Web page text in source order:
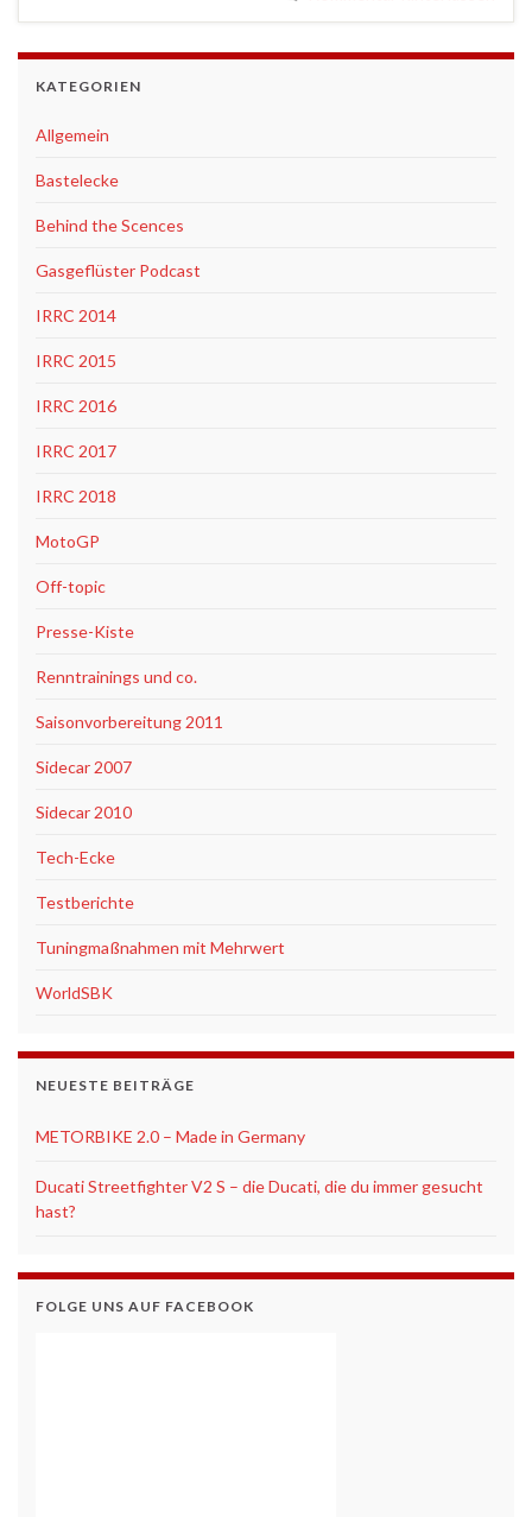
KATEGORIEN
Allgemein
Bastelecke
Behind the Scences
Gasgeflüster Podcast
IRRC 2014
IRRC 2015
IRRC 2016
IRRC 2017
IRRC 2018
MotoGP
Off-topic
Presse-Kiste
Renntrainings und co.
Saisonvorbereitung 2011
Sidecar 2007
Sidecar 2010
Tech-Ecke
Testberichte
Tuningmaßnahmen mit Mehrwert
WorldSBK
NEUESTE BEITRÄGE
METORBIKE 2.0 – Made in Germany
Ducati Streetfighter V2 S – die Ducati, die du immer gesucht
hast?
FOLGE UNS AUF FACEBOOK